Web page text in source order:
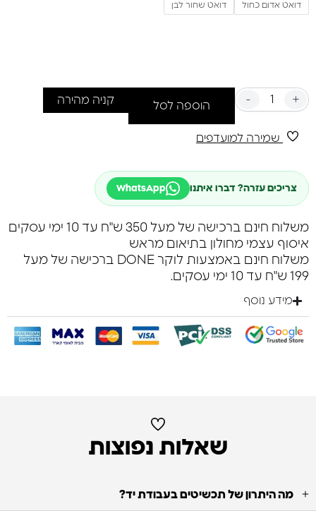
דואט אדום כחול דואט שחור לבן
- +
הוספה לסל קניה מהירה
שמירה למועדפים
צריכים עזרה? דברו איתנו WhatsApp
משלוח חינם ברכישה של מעל 350 ש"ח עד 10 ימי עסקים
איסוף עצמי מחולון בתיאום מראש
משלוח חינם באמצעות לוקר DONE ברכישה של מעל
199 ש"ח עד 10 ימי עסקים.
מידע נוסף
שאלות נפוצות
מה היתרון של תכשיטים בעבודת יד?